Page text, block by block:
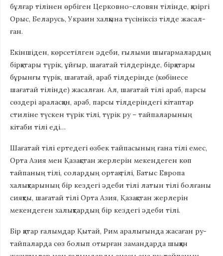
бұлғар тілінен өрбіген Церковно-словян тілін­де, қазіргі
Орыс, Беларусь, Украин халқына түсініксіз тілде жасал­
ған.
Екіншіден, көрсетілген әдеби, ғылыми шығармалардың
бірқатары түрік, ұйғыр, шағатай тілдерінде, бірқатары
бұрынғы түрік, шағатай, араб тілдерінде (көбінесе
шағатай тілінде) жасалған. Ал, шағатай тілі араб, парсы
сөздері араласқан, араб, парсы тілдеріндегі кітаптар
стиліне түскен түрік тілі, түрік ру – тайпаларының
кітаби тілі еді…
Шағатай тілі ертедегі өзбек тайпасының ғана тілі емес,
Орта Азия мен Қазақстан жерлерін мекендеген көп
тайпаның тілі, солардың ортақ тілі, Батыс Европа
халықтарының бір кездегі әдеби тілі латын тілі болғаны
сияқты, шағатай тілі Орта Азия, Қазақстан жерлерін
мекендеген халықтардың бір кездегі әдеби тілі.
Бір қатар ғалымдар Қытай, Рим аралығында жасаған ру-
тайпаларда сөз болып отырған замандарда шыққан